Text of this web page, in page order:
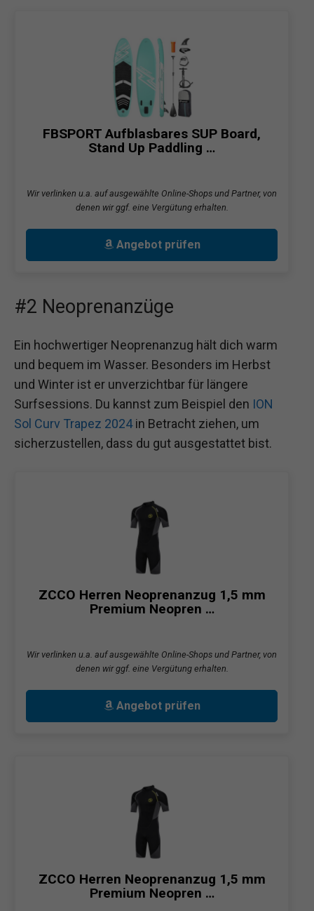
FBSPORT Aufblasbares SUP Board,
Stand Up Paddling …
Wir verlinken u.a. auf ausgewählte Online-Shops und Partner, von
denen wir ggf. eine Vergütung erhalten.
Angebot prüfen
#2 Neoprenanzüge
Ein hochwertiger Neoprenanzug hält dich warm
und bequem im Wasser. Besonders im Herbst
und Winter ist er unverzichtbar für längere
Surfsessions. Du kannst zum Beispiel den ION
Sol Curv Trapez 2024in Betracht ziehen, um
sicherzustellen, dass du gut ausgestattet bist.
ZCCO Herren Neoprenanzug 1,5 mm
Premium Neopren …
Wir verlinken u.a. auf ausgewählte Online-Shops und Partner, von
denen wir ggf. eine Vergütung erhalten.
Angebot prüfen
ZCCO Herren Neoprenanzug 1,5 mm
Premium Neopren …